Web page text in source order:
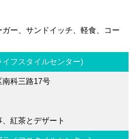
ガー、サンドイッチ、軽食、コー
フスタイルセンター)
南科三路17号
、紅茶とデザート